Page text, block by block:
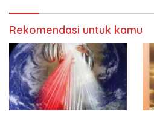
Rekomendasi untuk kamu